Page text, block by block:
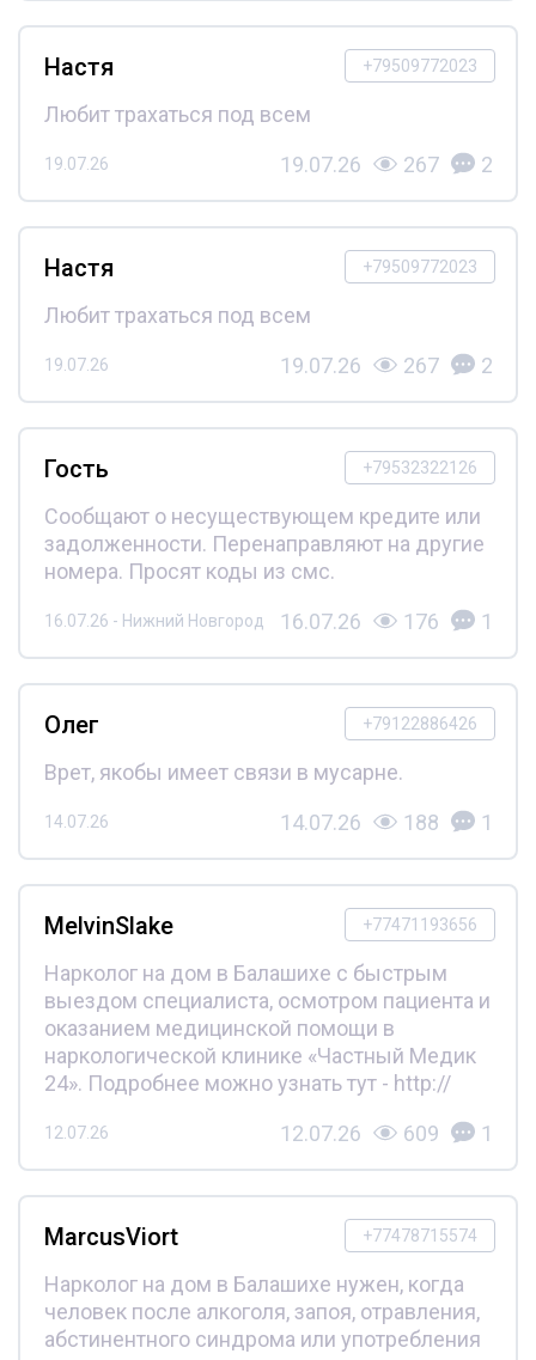
+79509772023
Настя
Любит трахаться под всем
19.07.26 19.07.26 267 2
+79509772023
Настя
Любит трахаться под всем
19.07.26 19.07.26 267 2
+79532322126
Гость
Сообщают о несуществующем кредите или
задолженности. Перенаправляют на другие
номера. Просят коды из смс.
16.07.26 - Нижний Новгород 16.07.26 176 1
+79122886426
Олег
Врет, якобы имеет связи в мусарне.
14.07.26 14.07.26 188 1
+77471193656
MelvinSlake
Нарколог на дом в Балашихе с быстрым
выездом специалиста, осмотром пациента и
оказанием медицинской помощи в
наркологической клинике «Частный Медик
24». Подробнее можно узнать тут - http://
12.07.26 12.07.26 609 1
+77478715574
MarcusViort
Нарколог на дом в Балашихе нужен, когда
человек после алкоголя, запоя, отравления,
абстинентного синдрома или употребления